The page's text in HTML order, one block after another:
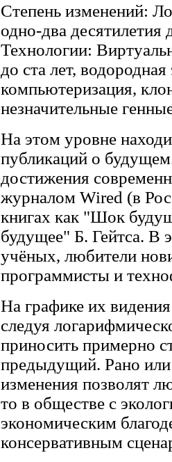
Степень изменений:
одно-два десятилетия
Технологии:
до ста лет,
компьютеризация,
незначительные
На этом уровне
публикаций о
достижения
журналом Wired (в
книгах как "Шок
будущее" Б. Гейтса. В
учёных, любители
программисты и
На графике их
следуя
приносить примерно
предыдущий. Рано или
изменения позволят
то в обществе с
экономическим
консервативным